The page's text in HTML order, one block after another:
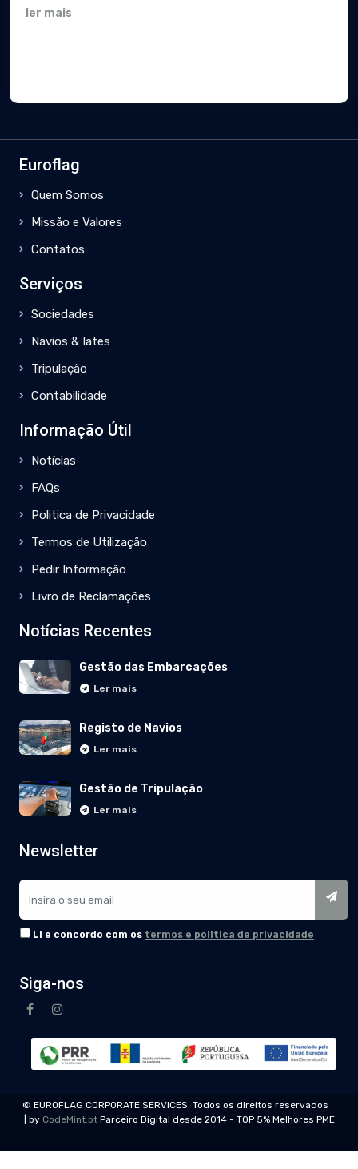
ler mais
Euroflag
Quem Somos
Missão e Valores
Contatos
Serviços
Sociedades
Navios & Iates
Tripulação
Contabilidade
Informação Útil
Notícias
FAQs
Politica de Privacidade
Termos de Utilização
Pedir Informação
Livro de Reclamações
Notícias Recentes
Gestão das Embarcações
Ler mais
Registo de Navios
Ler mais
Gestão de Tripulação
Ler mais
Newsletter
Li e concordo com os termos e politica de privacidade
Siga-nos
© EUROFLAG CORPORATE SERVICES. Todos os direitos reservados
| by CodeMint.ptParceiro Digital desde 2014 - TOP 5% Melhores PME